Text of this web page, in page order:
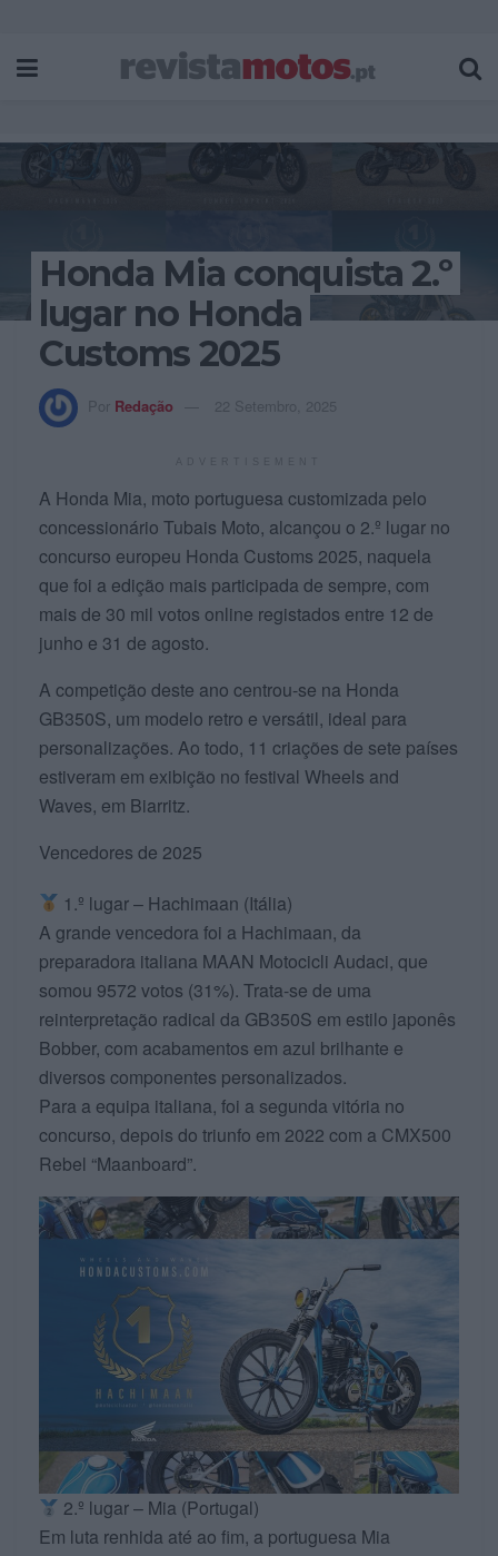
Honda Mia conquista 2.º
lugar no Honda
Customs 2025
Por Redação 22 Setembro, 2025
A Honda Mia, moto portuguesa customizada pelo
concessionário Tubais Moto, alcançou o 2.º lugar no
concurso europeu Honda Customs 2025, naquela
que foi a edição mais participada de sempre, com
mais de 30 mil votos online registados entre 12 de
junho e 31 de agosto.
A competição deste ano centrou-se na Honda
GB350S, um modelo retro e versátil, ideal para
personalizações. Ao todo, 11 criações de sete países
estiveram em exibição no festival Wheels and
Waves, em Biarritz.
Vencedores de 2025
1.º lugar – Hachimaan (Itália)
A grande vencedora foi a Hachimaan, da
preparadora italiana MAAN Motocicli Audaci, que
somou 9572 votos (31%). Trata-se de uma
reinterpretação radical da GB350S em estilo japonês
Bobber, com acabamentos em azul brilhante e
diversos componentes personalizados.
Para a equipa italiana, foi a segunda vitória no
concurso, depois do triunfo em 2022 com a CMX500
Rebel “Maanboard”.
2.º lugar – Mia (Portugal)
Em luta renhida até ao fim, a portuguesa Mia